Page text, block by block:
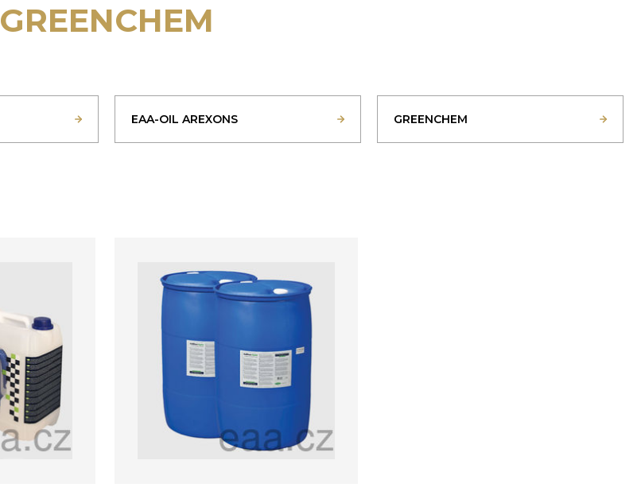
GREENCHEM
EAA-OIL AREXONS GREENCHEM